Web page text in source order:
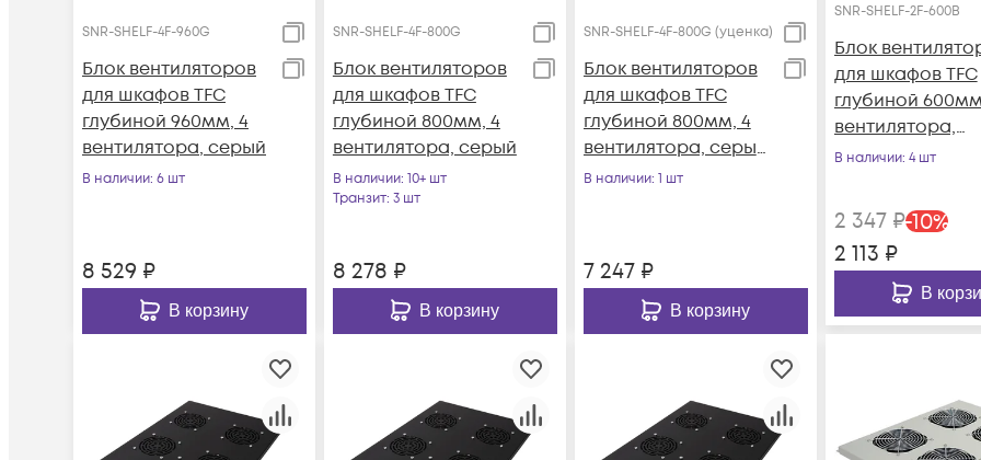
SNR-SHELF-4F-960G
Блок вентиляторов
для шкафов TFC
глубиной 960мм, 4
вентилятора, серый
В наличии: 6 шт
8 529 ₽
В корзину
SNR-SHELF-4F-800G
Блок вентиляторов
для шкафов TFC
глубиной 800мм, 4
вентилятора, серый
В наличии: 10+ шт
Транзит: 3 шт
8 278 ₽
В корзину
SNR-SHELF-4F-800G (уценка)
Блок вентиляторов
для шкафов TFC
глубиной 800мм, 4
вентилятора, серый
(уценка)
В наличии: 1 шт
7 247₽
В корзину
SNR-SHELF-2F-600B
Блок
для шкафов TFC
глубиной
вентилятора,
черный
В наличии: 4 шт
2 347₽-10%
2 113 ₽
В